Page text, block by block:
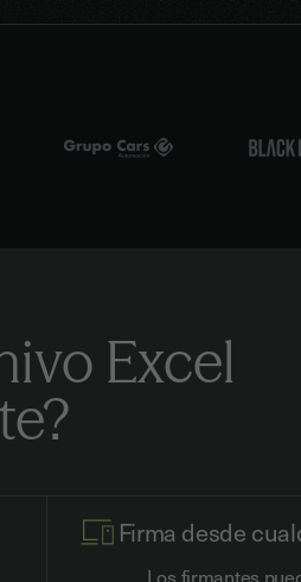
Excel
Firma desde
Los firmantes